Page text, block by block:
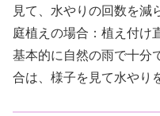
見て、水やりの回数を減
庭植えの場合：植え付け
基本的に自然の雨で十分
合は、様子を見て水やり